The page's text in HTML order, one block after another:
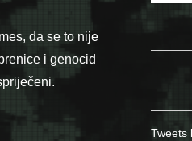
da se to nije
i genocid
položaje oko Srebrenice””
Tweets